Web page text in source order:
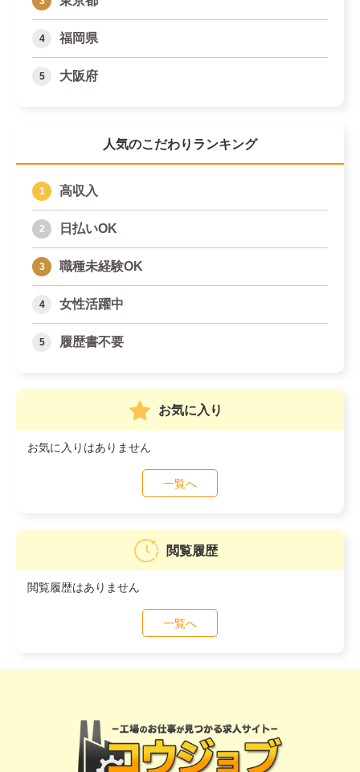
福岡県
大阪府
人気のこだわりランキング
高収入
日払いOK
職種未経験OK
女性活躍中
履歴書不要
お気に入り
お気に入りはありません
一覧へ
閲覧履歴
閲覧履歴はありません
一覧へ